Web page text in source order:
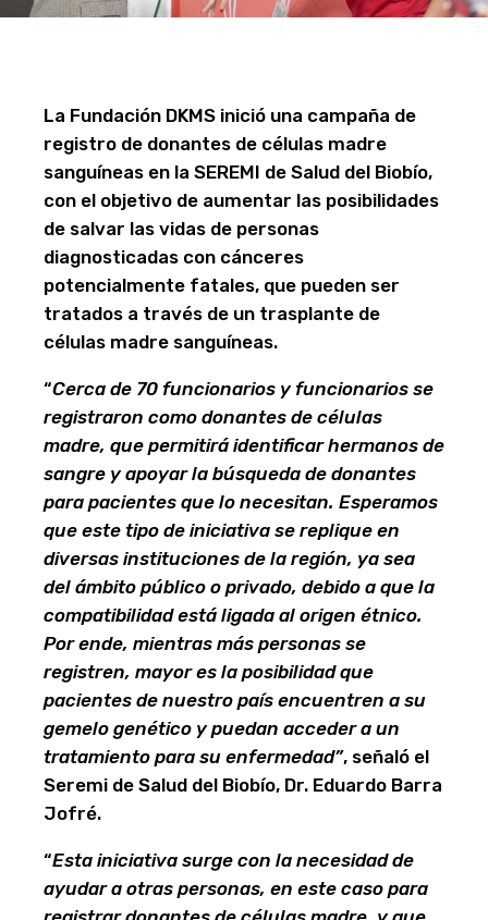
La Fundación DKMS inició una campaña de
registro de donantes de células madre
sanguíneas en la SEREMI de Salud del Biobío,
con el objetivo de aumentar las posibilidades
de salvar las vidas de personas
diagnosticadas con cánceres
potencialmente fatales, que pueden ser
tratados a través de un trasplante de
células madre sanguíneas.
“Cerca de 70 funcionarios y funcionarios se
registraron como donantes de células
madre, que permitirá identificar hermanos de
sangre y apoyar la búsqueda de donantes
para pacientes que lo necesitan. Esperamos
que este tipo de iniciativa se replique en
diversas instituciones de la región, ya sea
del ámbito público o privado, debido a que la
compatibilidad está ligada al origen étnico.
Por ende, mientras más personas se
registren, mayor es la posibilidad que
pacientes de nuestro país encuentren a su
gemelo genético y puedan acceder a un
tratamiento para su enfermedad”, señaló el
Seremi de Salud del Biobío, Dr. Eduardo Barra
Jofré.
“Esta iniciativa surge con la necesidad de
ayudar a otras personas, en este caso para